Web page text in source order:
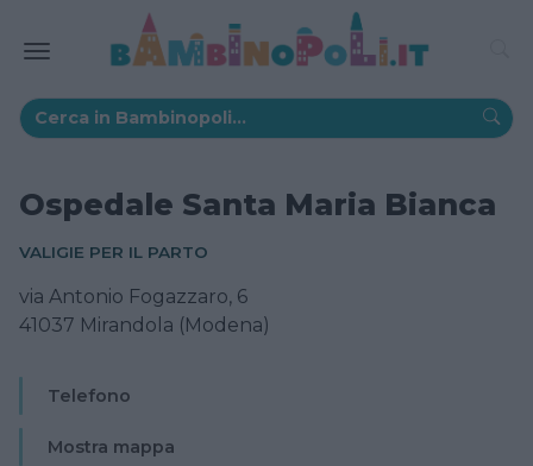
Ospedale Santa Maria Bianca
VALIGIE PER IL PARTO
via Antonio Fogazzaro, 6
41037 Mirandola (Modena)
Telefono
Mostra mappa